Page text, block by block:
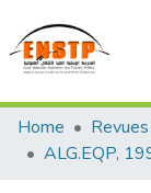
DSPACE de
Publics
Home
ALG.EQP,